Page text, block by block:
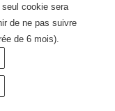
cookie sera
de ne pas suivre
de 6 mois).